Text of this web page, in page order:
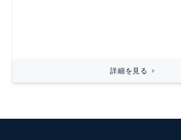
詳細を見る